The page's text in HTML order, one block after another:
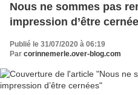
Nous ne sommes pas
impression d’être
Publié le 31/07/2020 à 06:19
Par corinnemerle.over-blog.com